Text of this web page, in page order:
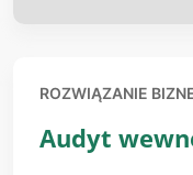
ROZWIĄZANIE
Audyt